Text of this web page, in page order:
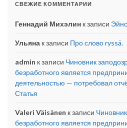
СВЕЖИЕ КОММЕНТАРИИ
Геннадий Михэлин к записи
Ульяна к записи Про слово ryssä.
admin к записи Чиновник
безработного является
деятельностью — потребовал
Статья
Valeri Väisänen к записи
безработного является